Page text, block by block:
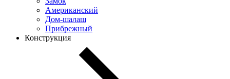
Американский
Дом-шалаш
Прибрежный
Конструкция